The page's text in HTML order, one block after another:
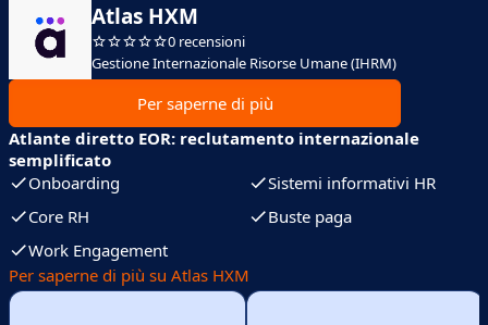
Atlas HXM
0 recensioni
Gestione Internazionale Risorse Umane (IHRM)
Per saperne di più
Atlante diretto EOR: reclutamento internazionale
semplificato
Onboarding
Sistemi informativi HR
Core RH
Buste paga
Work Engagement
Per saperne di più su Atlas HXM